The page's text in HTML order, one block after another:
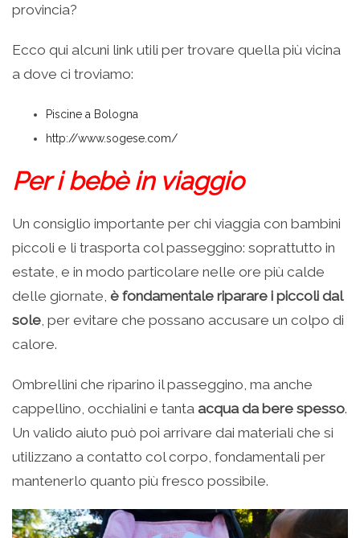
provincia?
Ecco qui alcuni link utili per trovare quella più vicina
a dove ci troviamo:
Piscine a Bologna
http://www.sogese.com/
Per i bebè in viaggio
Un consiglio importante per chi viaggia con bambini
piccoli e li trasporta col passeggino: soprattutto in
estate, e in modo particolare nelle ore più calde
delle giornate, è fondamentale riparare i piccoli dal
sole , per evitare che possano accusare un colpo di
calore.
Ombrellini che riparino il passeggino, ma anche
cappellino, occhialini e tanta acqua da bere spesso.
Un valido aiuto può poi arrivare dai materiali che si
utilizzano a contatto col corpo, fondamentali per
mantenerlo quanto più fresco possibile.